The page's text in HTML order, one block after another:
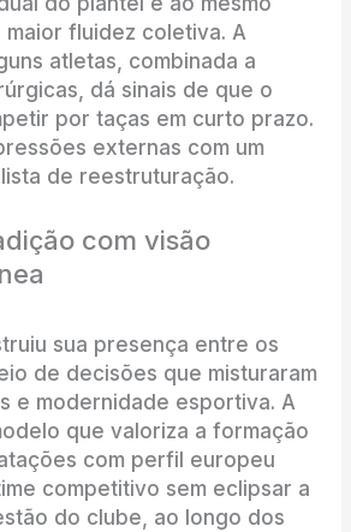
fluidez coletiva. A
atletas, combinada a
dá sinais de que o
por taças em curto prazo.
externas com um
de reestruturação.
com visão
sua presença entre os
de decisões que misturaram
e modernidade esportiva. A
que valoriza a formação
com perfil europeu
competitivo sem eclipsar a
do clube, ao longo dos